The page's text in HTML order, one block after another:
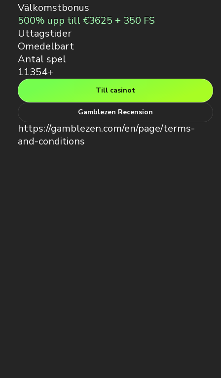
Välkomstbonus
500% upp till €3625 + 350 FS
Uttagstider
Omedelbart
Antal spel
11354+
Till casinot
Gamblezen Recension
https://gamblezen.com/en/page/terms-
and-conditions